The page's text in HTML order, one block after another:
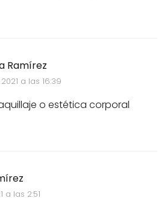
Ramírez
a las 16:39
o estética corporal
a las 2:51